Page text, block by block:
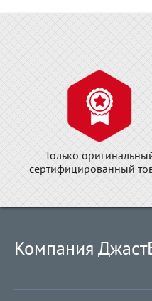
Только
сертифицированный
Компания